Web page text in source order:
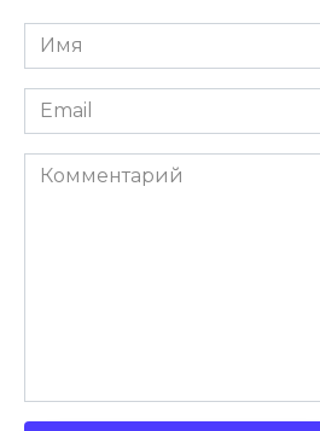
Имя
*
Email
*
Комментарий